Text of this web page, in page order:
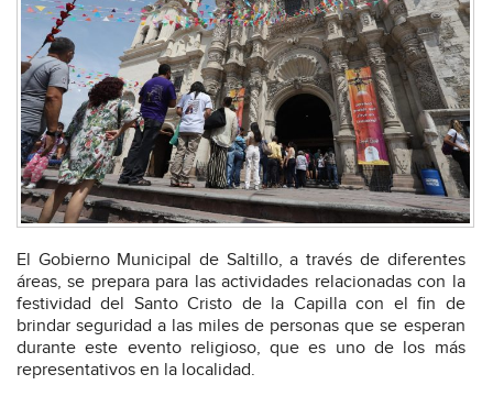
El Gobierno Municipal de Saltillo, a través de diferentes
áreas, se prepara para las actividades relacionadas con la
festividad del Santo Cristo de la Capilla con el fin de
brindar seguridad a las miles de personas que se esperan
durante este evento religioso, que es uno de los más
representativos en la localidad.